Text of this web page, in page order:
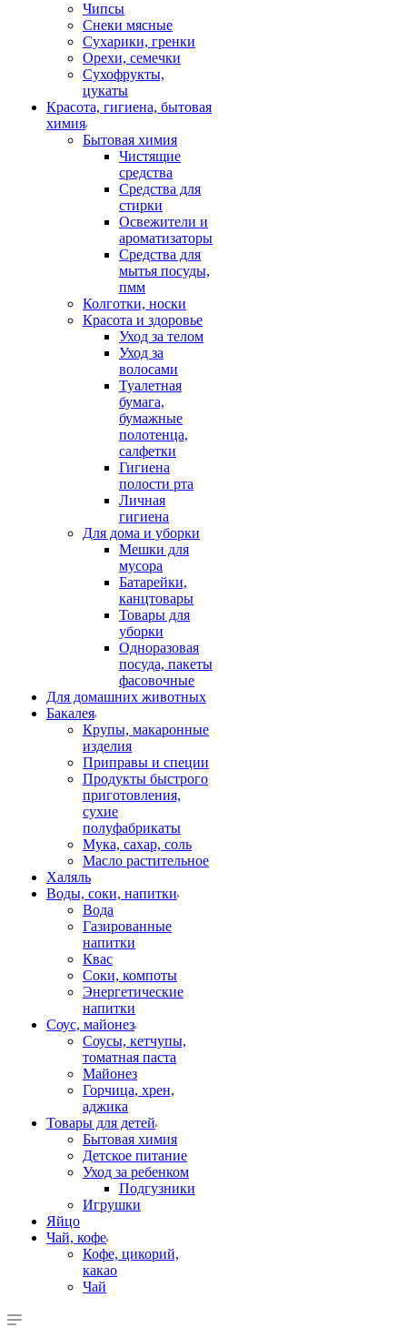
Чипсы
Снеки мясные
Сухарики, гренки
Орехи, семечки
Сухофрукты,
цукаты
Красота, гигиена, бытовая
химия
Бытовая химия
Чистящие
средства
Средства для
стирки
Освежители и
ароматизаторы
Средства для
мытья посуды,
пмм
Колготки, носки
Красота и здоровье
Уход за телом
Уход за
волосами
Туалетная
бумага,
бумажные
полотенца,
салфетки
Гигиена
полости рта
Личная
гигиена
Для дома и уборки
Мешки для
мусора
Батарейки,
канцтовары
Товары для
уборки
Одноразовая
посуда, пакеты
фасовочные
Для домашних животных
Бакалея
Крупы, макаронные
изделия
Приправы и специи
Продукты быстрого
приготовления,
сухие
полуфабрикаты
Мука, сахар, соль
Масло растительное
Халяль
Воды, соки, напитки
Вода
Газированные
напитки
Квас
Соки, компоты
Энергетические
напитки
Соус, майонез
Соусы, кетчупы,
томатная паста
Майонез
Горчица, хрен,
аджика
Товары для детей
Бытовая химия
Детское питание
Уход за ребенком
Подгузники
Игрушки
Яйцо
Чай, кофе
Кофе, цикорий,
какао
Чай